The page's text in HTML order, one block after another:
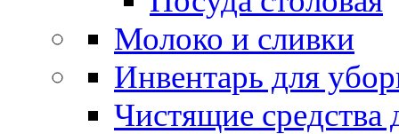
Молоко и сливки
Инвентарь для
Чистящие средства